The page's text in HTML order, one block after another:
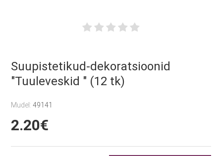
Suupistetikud-dekoratsioonid
"Tuuleveskid " (12 tk)
Mudel:49141
2.20€